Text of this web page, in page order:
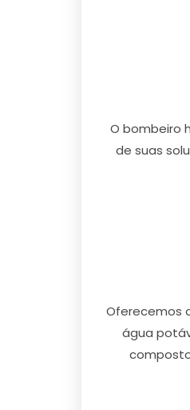
O bombeiro
de suas
Oferecemos
água